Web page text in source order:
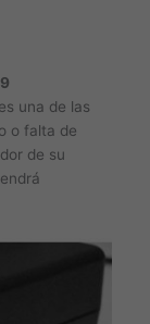
una de las
o falta de
de su